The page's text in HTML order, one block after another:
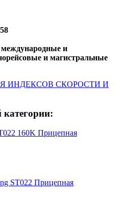
международные и
и магистральные
ИНДЕКСОВ СКОРОСТИ И
категории: